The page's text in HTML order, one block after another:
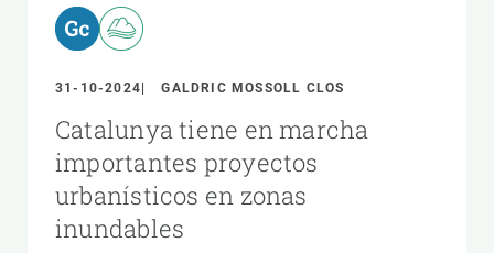
31-10-2024 GALDRIC MOSSOLL CLOS
Catalunya tiene en marcha
importantes proyectos
urbanísticos en zonas
inundables